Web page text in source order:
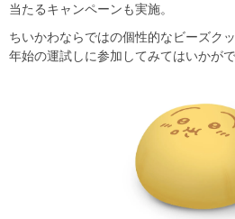
当たるキャンペーンも実施。
ちいかわならではの個性的なビーズク
年始の運試しに参加してみてはいかがで